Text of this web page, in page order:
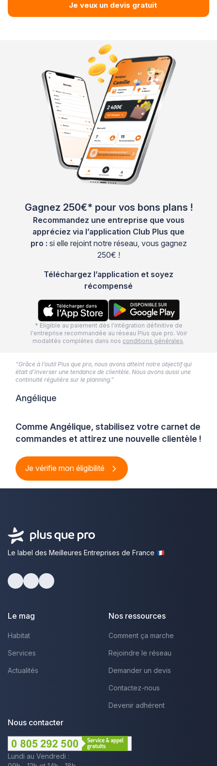
Je veux un devis gratuit
Gagnez 250€* pour vos bons plans !
Recommandez une entreprise que vous
appréciez via l’application Club Plus que
pro : si elle rejoint notre réseau, vous gagnez
250€ !
Téléchargez l’application et soyez
récompensé
* Eligible au paiement dès l'intégration définitive de
l'entreprise recommandée au réseau Plus que pro. Voir
modalités complètes dans nos conditions générales.
Comme Angélique, stabilisez votre carnet de
commandes et attirez une nouvelle clientèle !
Je vérifie mon éligibilité
“Grâce à l’outil Plus que pro, nous avons atteint notre objectif qui
était d’inverser une tendance de clientèle. Nous avons aussi une
continuité régulière sur le planning.”
Angélique
Le label des Meilleures Entreprises de France
Le mag
Habitat
Services
Actualités
Nos ressources
Comment ça marche
Rejoindre le réseau
Demander un devis
Contactez-nous
Devenir adhérent
Nous contacter
Lundi au Vendredi :